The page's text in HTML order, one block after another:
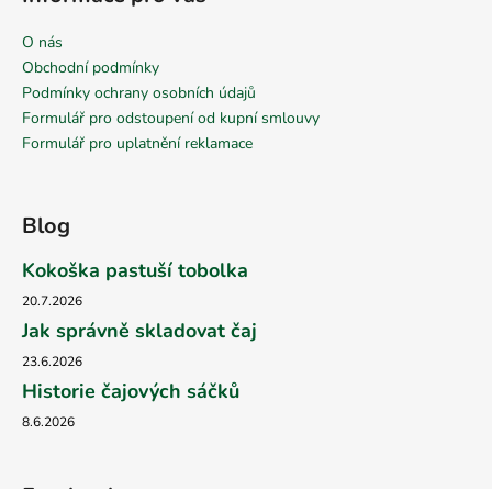
O nás
Obchodní podmínky
Podmínky ochrany osobních údajů
Formulář pro odstoupení od kupní smlouvy
Formulář pro uplatnění reklamace
Blog
Kokoška pastuší tobolka
20.7.2026
Jak správně skladovat čaj
23.6.2026
Historie čajových sáčků
8.6.2026